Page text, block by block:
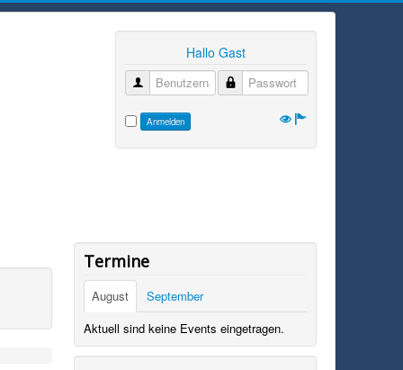
Hallo Gast
Benutzername
Passwort
Anmelden
Termine
August
September
Aktuell sind keine Events eingetragen.